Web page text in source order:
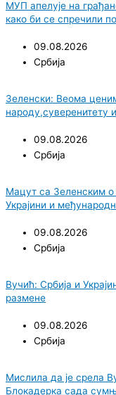
МУП апелује на
како би се спречили
09.08.2026
Србија
Зеленски: Веома
народу,суверенитету
09.08.2026
Србија
Мацут са Зеленским о
Украјини и
09.08.2026
Србија
Вучић: Србија и
размене
09.08.2026
Србија
Мислила да је срела
Блокадерка сада